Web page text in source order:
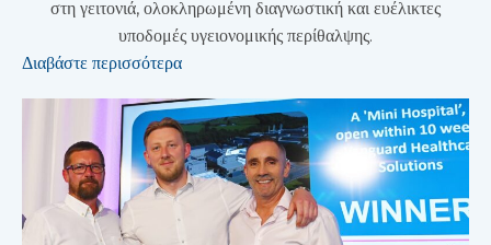
στη γειτονιά, ολοκληρωμένη διαγνωστική και ευέλικτες
υποδομές υγειονομικής περίθαλψης.
Διαβάστε περισσότερα